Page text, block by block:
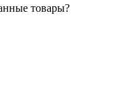
товары?